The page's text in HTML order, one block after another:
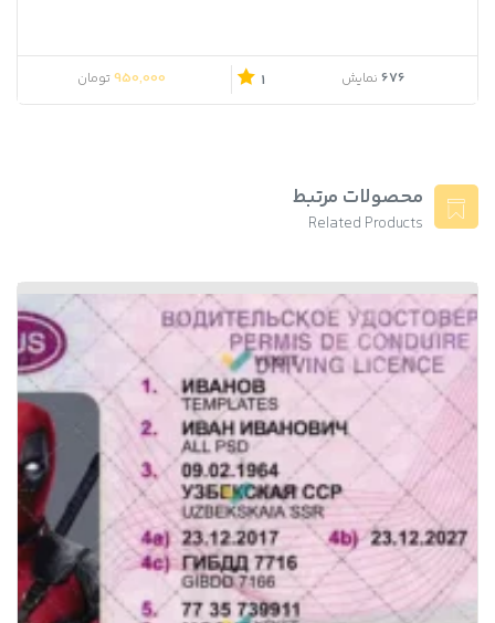
676 نمایش 1
950,000تومان
محصولات مرتبط
Related Products